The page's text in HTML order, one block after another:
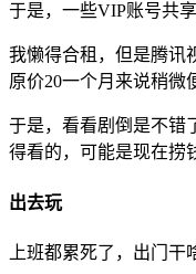
于是，一些VIP账号共
我懒得合租，但是腾讯
原价20一个月来说稍微
于是，看看剧倒是不错
得看的，可能是现在捞
出去玩
上班都累死了，出门干